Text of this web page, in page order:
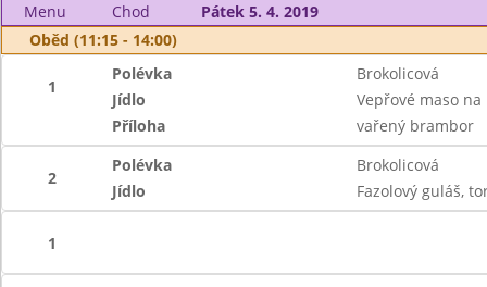
Menu Chod
Pátek 5. 4. 2019
Oběd (11:15 - 14:00)
1
Polévka
Brokolicová
Jídlo
Vepřové maso
Příloha
vařený brambor
2
Polévka
Brokolicová
Jídlo
Fazolový guláš,
1